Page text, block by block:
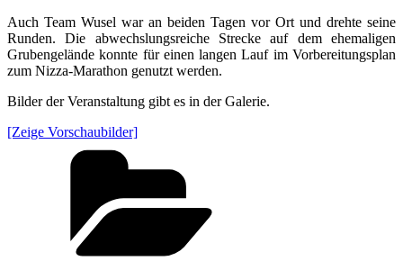
Auch Team Wusel war an beiden Tagen vor Ort und drehte seine
Runden. Die abwechslungsreiche Strecke auf dem ehemaligen
Grubengelände konnte für einen langen Lauf im Vorbereitungsplan
zum Nizza-Marathon genutzt werden.
Bilder der Veranstaltung gibt es in der Galerie.
[Zeige Vorschaubilder]